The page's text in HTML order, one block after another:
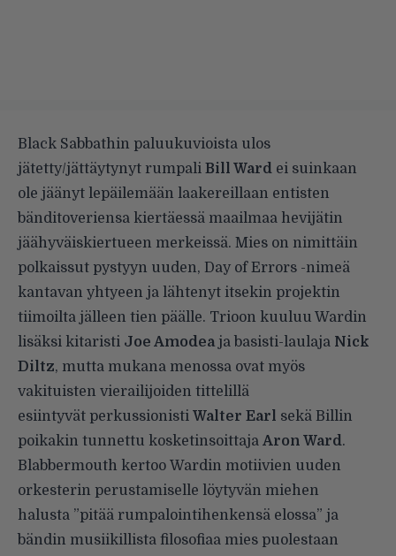
Black Sabbathin paluukuvioista ulos
jätetty/jättäytynyt rumpali Bill Ward ei suinkaan
ole jäänyt lepäilemään laakereillaan entisten
bänditoveriensa kiertäessä maailmaa hevijätin
jäähyväiskiertueen merkeissä. Mies on nimittäin
polkaissut pystyyn uuden, Day of Errors -nimeä
kantavan yhtyeen ja lähtenyt itsekin projektin
tiimoilta jälleen tien päälle. Trioon kuuluu Wardin
lisäksi kitaristi Joe Amodeaja basisti-laulaja Nick
Diltz, mutta mukana menossa ovat myös
vakituisten vierailijoiden tittelillä
esiintyvät perkussionisti Walter Earl sekä Billin
poikakin tunnettu kosketinsoittaja Aron Ward.
Blabbermouth kertoo Wardin motiivien uuden
orkesterin perustamiselle löytyvän miehen
halusta ”pitää rumpalointihenkensä elossa” ja
bändin musiikillista filosofiaa mies puolestaan